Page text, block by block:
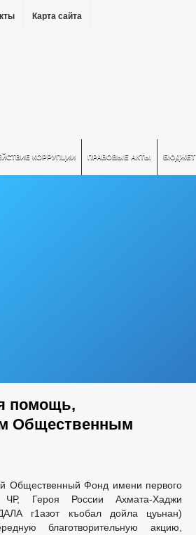
Карта сайта
КОРРУПЦИИ ПРАВОВЫЕ АКТЫ БЮДЖЕТ
помощь,
Общественным
Общественный Фонд имени первого
ЧР, Героя России Ахмата-Хаджи
г1азот къобал дойла цуьнан)
благотворительную акцию,